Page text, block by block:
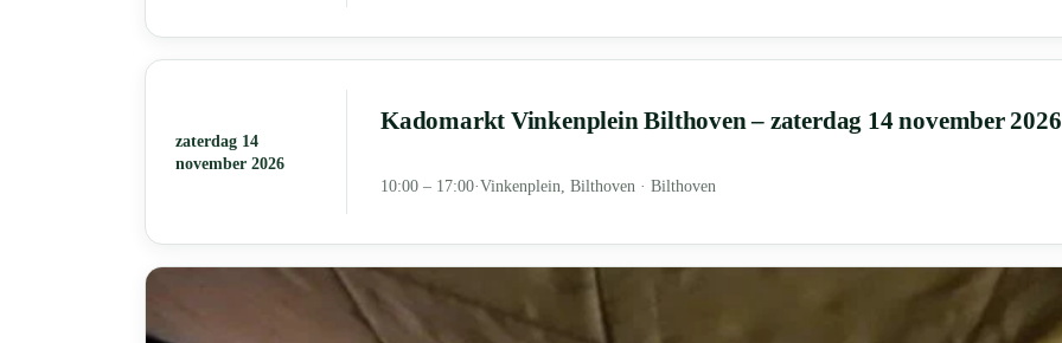
zaterdag 14
november 2026
Kadomarkt Vinkenplein Bilthoven – zaterdag 14 november
10:00 – 17:00·Vinkenplein, Bilthoven · Bilthoven